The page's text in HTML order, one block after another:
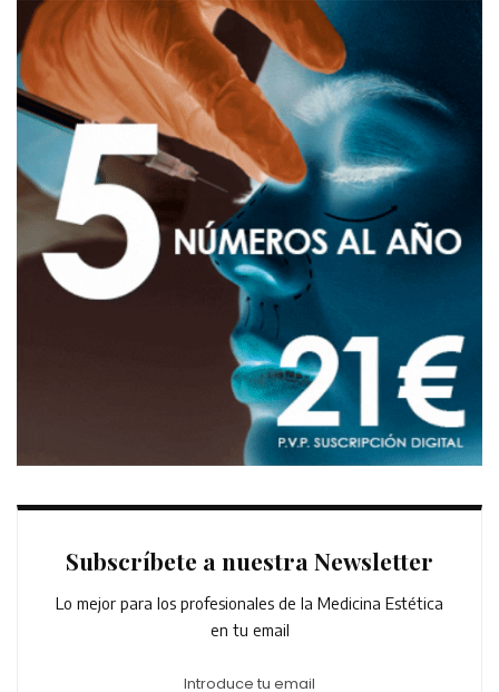
Subscríbete a nuestra Newsletter
Lo mejor para los profesionales de la Medicina Estética
en tu email